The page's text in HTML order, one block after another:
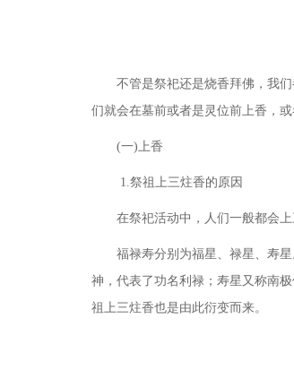
不管是祭祀还是烧香拜佛，我
们就会在墓前或者是灵位前上香，
(一)上香
1.祭祖上三炷香的原因
在祭祀活动中，人们一般都会
福禄寿分别为福星、禄星、寿
神，代表了功名利禄；寿星又称南
祖上三炷香也是由此衍变而来。